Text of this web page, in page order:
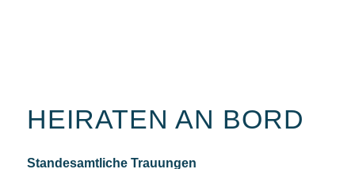
HEIRATEN AN BORD
Standesamtliche Trauungen